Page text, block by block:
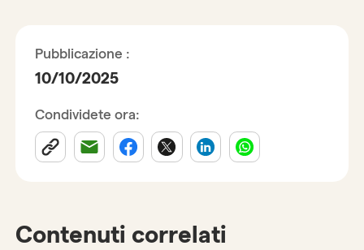
Pubblicazione :
10/10/2025
Condividete ora:
Contenuti correlati